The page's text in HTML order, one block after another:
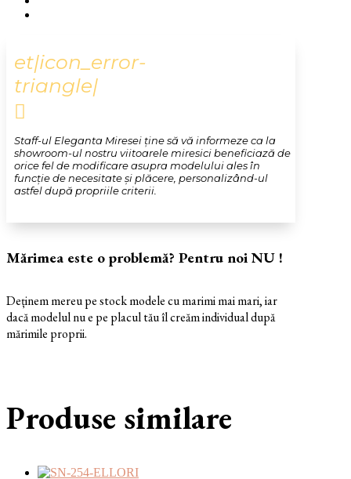
et|icon_error-
triangle|

Staff-ul Eleganta Miresei ține să vă informeze ca la
showroom-ul nostru viitoarele miresici beneficiază de
orice fel de modificare asupra modelului ales în
funcție de necesitate și plăcere, personalizând-ul
astfel după propriile criterii.
Mărimea este o problemă? Pentru noi NU !
Deținem mereu pe stock modele cu marimi mai mari, iar
dacă modelul nu e pe placul tău îl creăm individual după
mărimile proprii.
Produse similare